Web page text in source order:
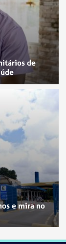
de
e mira no